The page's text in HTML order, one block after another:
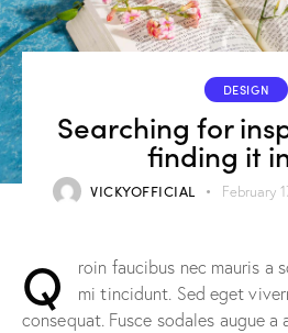
DESIGN
Searching for
finding it
VICKYOFFICIAL February
Q
roin faucibus nec mauris a
mi tincidunt. Sed eget
consequat. Fusce sodales augue a